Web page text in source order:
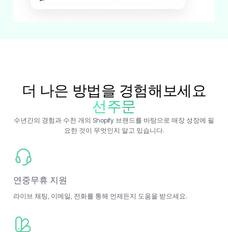
더 나은 방법을 경험해보세요
선주문
수년간의 경험과 수천 개의 Shopify 브랜드를 바탕으로 매장 성장에 필
요한 것이 무엇인지 알고 있습니다.
연중무휴 지원
라이브 채팅, 이메일, 전화를 통해 언제든지 도움을 받으세요.